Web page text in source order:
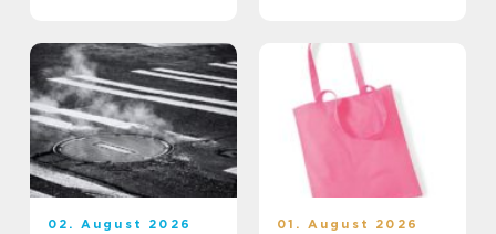
02. August 2026 01. August 2026